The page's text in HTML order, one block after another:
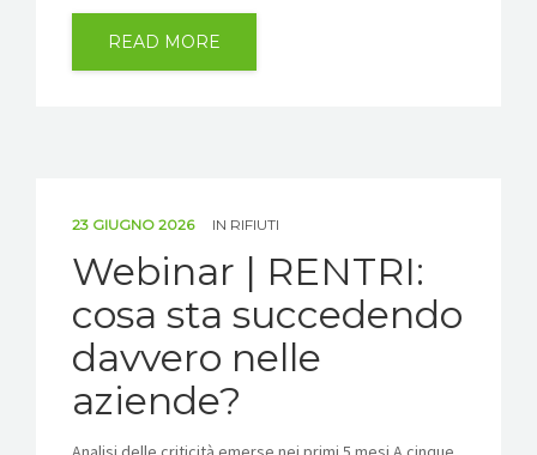
READ MORE
23 GIUGNO 2026 IN RIFIUTI
Webinar | RENTRI:
cosa sta succedendo
davvero nelle
aziende?